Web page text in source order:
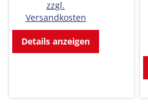
zzgl.
Versandkosten
Details anzeigen